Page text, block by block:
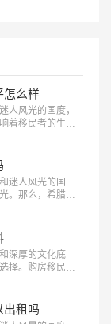
怎么样
人风光的国度，
着移民者的生活
的消费水平怎么
或者已经迈出这
下面美福国际为
迷人风光的国
。那么，希腊移
深厚的文化底
择。购房移民政
助您顺利启程。
出租吗